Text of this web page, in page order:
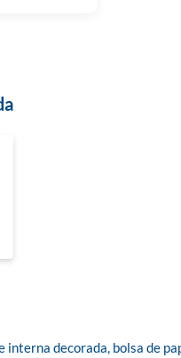
decorada, bolsa de